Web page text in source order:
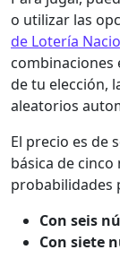
o utilizar las
de Lotería
combinaciones
de tu elección,
aleatorios
El precio es de
básica de
probabilidades
Con seis
Con siete